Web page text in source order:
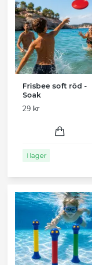
Frisbee soft röd -
Soak
29 kr
I lager